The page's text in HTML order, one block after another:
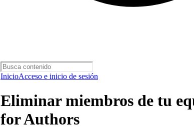
InicioAcceso e inicio de sesión
Eliminar miembros de tu
for Authors